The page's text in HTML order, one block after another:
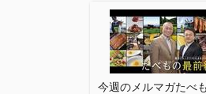
今週のメルマガたべ